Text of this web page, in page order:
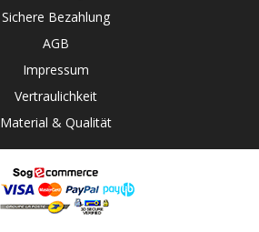
Sichere Bezahlung
AGB
Impressum
Vertraulichkeit
Material & Qualität